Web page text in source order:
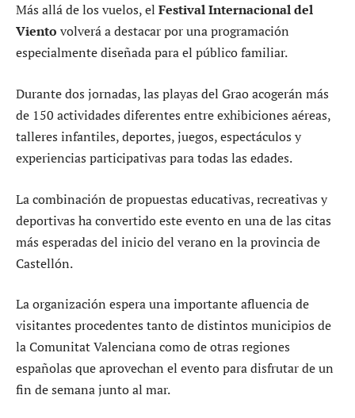
Más allá de los vuelos, el Festival Internacional del
Viento volverá a destacar por una programación
especialmente diseñada para el público familiar.
Durante dos jornadas, las playas del Grao acogerán más
de 150 actividades diferentes entre exhibiciones aéreas,
talleres infantiles, deportes, juegos, espectáculos y
experiencias participativas para todas las edades.
La combinación de propuestas educativas, recreativas y
deportivas ha convertido este evento en una de las citas
más esperadas del inicio del verano en la provincia de
Castellón.
La organización espera una importante afluencia de
visitantes procedentes tanto de distintos municipios de
la Comunitat Valenciana como de otras regiones
españolas que aprovechan el evento para disfrutar de un
fin de semana junto al mar.